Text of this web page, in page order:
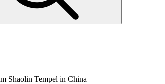
Shaolin Tempel in China